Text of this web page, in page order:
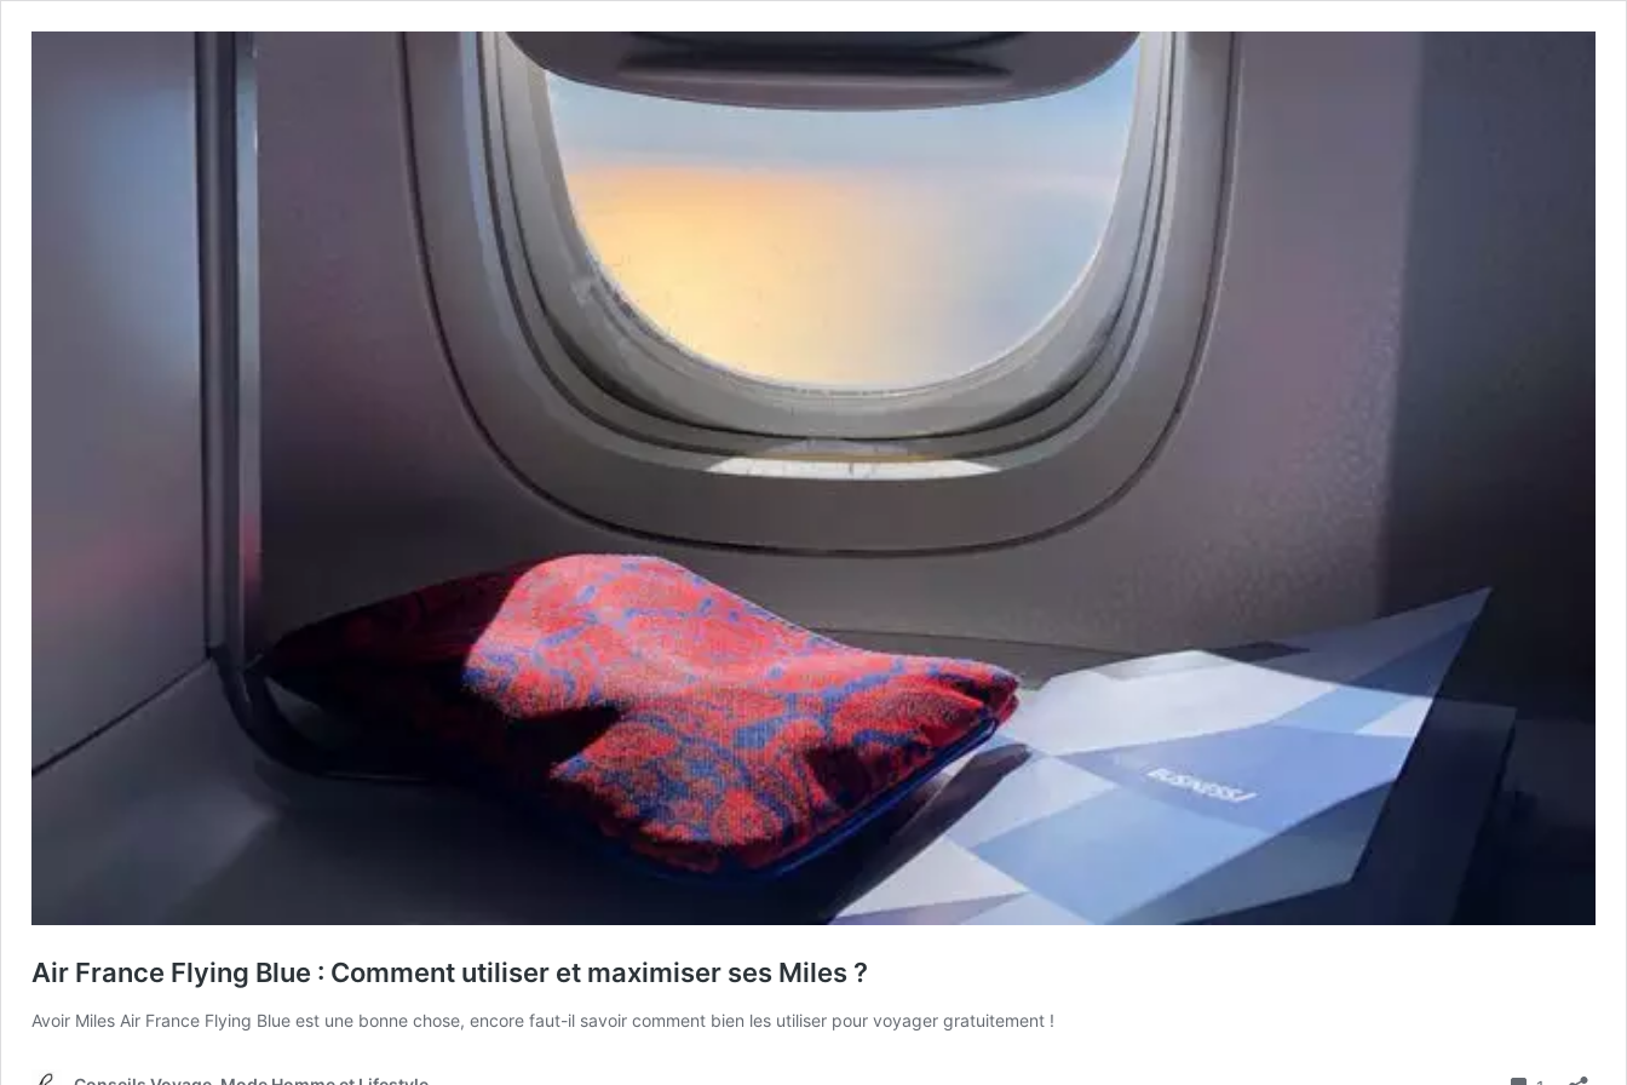
Air France Flying Blue : Comment utiliser et maximiser ses Miles ?
Avoir Miles Air France Flying Blue est une bonne chose, encore faut-il savoir comment bien les utiliser pour voyager gratuitement !